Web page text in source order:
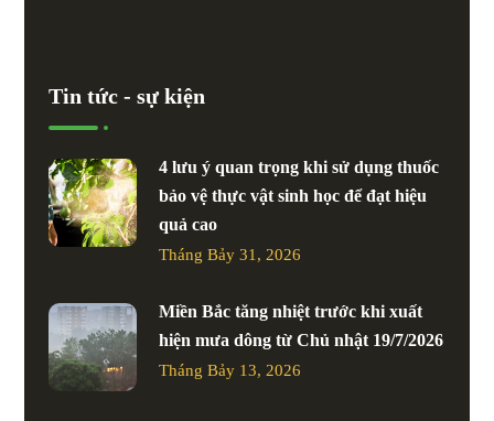
Tin tức - sự kiện
4 lưu ý quan trọng khi sử dụng thuốc
bảo vệ thực vật sinh học để đạt hiệu
quả cao
Tháng Bảy 31, 2026
Miền Bắc tăng nhiệt trước khi xuất
hiện mưa dông từ Chủ nhật 19/7/2026
Tháng Bảy 13, 2026